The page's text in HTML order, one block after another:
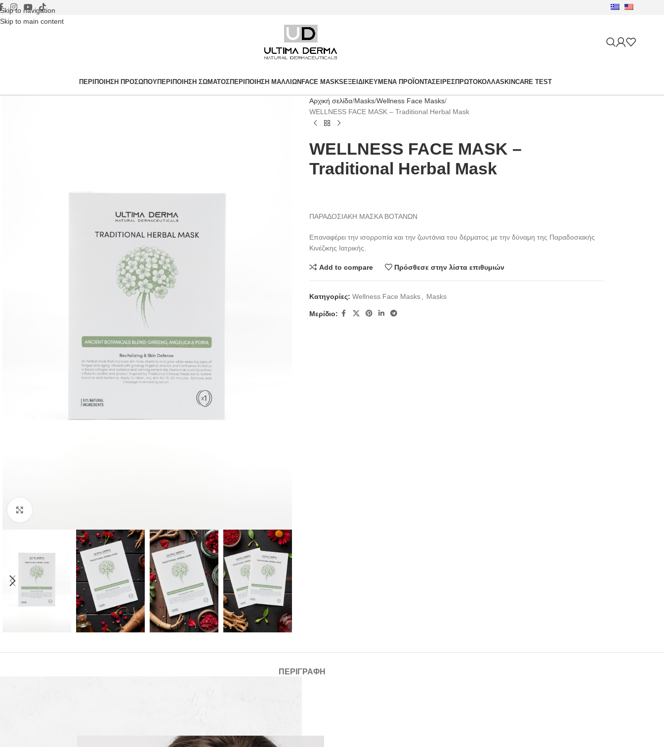
Skip to navigation
Skip to main content
ΠΕΡΙΠΟΊΗΣΗ ΠΡΟΣΏΠΟΥΠΕΡΙΠΟΊΗΣΗ ΣΏΜΑΤΟΣΠΕΡΙΠΟΊΗΣΗ ΜΑΛΛΙΏΝ FACE MASKS ΕΞΕΙΔΙΚΕΥΜΈΝΑ ΠΡΟΪΌΝΤΑΣΕΙΡΈΣΠΡΩΤΌΚΟΛΛΑSKINCARE TEST
Αρχική σελίδα Masks Wellness Face Masks
WELLNESS FACE MASK – Traditional Herbal Mask
WELLNESS FACE MASK –
Traditional Herbal Mask
ΠΑΡΑΔΟΣΙΑΚΗ ΜΑΣΚΑ ΒΟΤΑΝΩΝ
Επαναφέρει την ισορροπία και την ζωντάνια του δέρματος με την δύναμη της Παραδοσιακής
Κινέζικης Ιατρικής.
Add to compare Πρόσθεσε στην λίστα επιθυμιών
Κατηγορίες: Wellness Face Masks Masks
Μερίδιο:
ΠΕΡΙΓΡΑΦΉ